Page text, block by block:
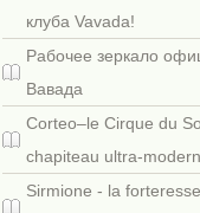
клуба Vavada!
Рабочее зеркало
Вавада
Corteo–le Cirque du
chapiteau ultra-
Sirmione - la